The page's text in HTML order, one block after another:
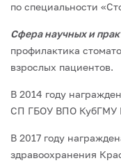
по специальности
Сфера научных и
профилактика
взрослых пациентов.
В 2014 году
СП ГБОУ ВПО КубГМУ
В 2017 году
здравоохранения